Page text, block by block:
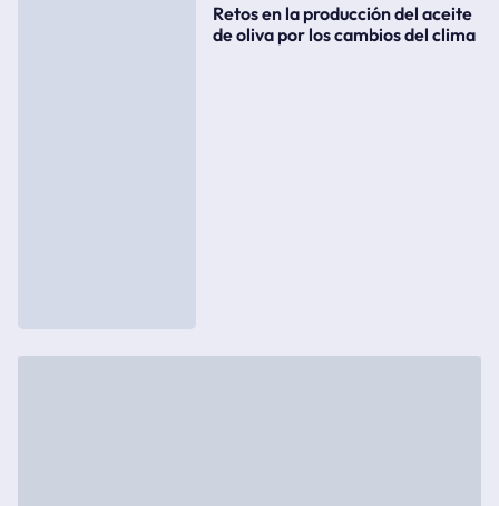
Retos en la producción del aceite
de oliva por los cambios del clima